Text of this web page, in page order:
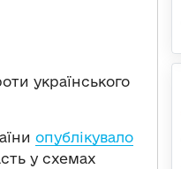
українського
опублікувало
у схемах